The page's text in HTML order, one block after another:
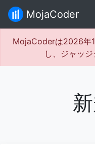
MojaCoder
MojaCoderは2026年
し、ジャッジ